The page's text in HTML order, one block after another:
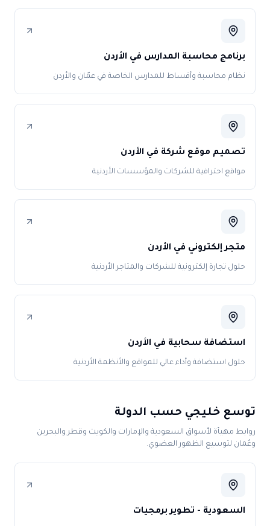
برنامج محاسبة المدارس في الأردن
نظام محاسبة وأقساط للمدارس الخاصة في عمّان والأردن
تصميم موقع شركة في الأردن
مواقع احترافية للشركات والمؤسسات الأردنية
متجر إلكتروني في الأردن
حلول تجارة إلكترونية للشركات والمتاجر الأردنية
استضافة سحابية في الأردن
حلول استضافة وأداء عالي للمواقع والأنظمة الأردنية
توسع خليجي حسب الدولة
روابط مهيأة لأسواق السعودية والإمارات والكويت وقطر والبحرين
وعُمان لتوسيع الظهور العضوي.
السعودية - تطوير برمجيات